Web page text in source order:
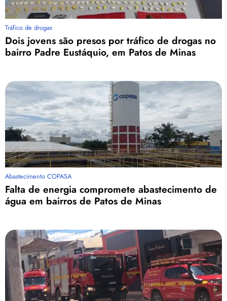
Tráfico de drogas
Dois jovens são presos por tráfico de drogas no
bairro Padre Eustáquio, em Patos de Minas
Abastecimento COPASA
Falta de energia compromete abastecimento de
água em bairros de Patos de Minas